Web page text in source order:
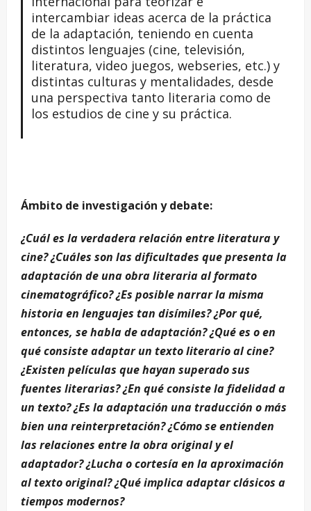
intercambiar ideas acerca de la práctica
de la adaptación, teniendo en cuenta
distintos lenguajes (cine, televisión,
literatura, video juegos, webseries, etc.) y
distintas culturas y mentalidades, desde
una perspectiva tanto literaria como de
los estudios de cine y su práctica.
Ámbito de investigación y debate:
¿Cuál es la verdadera relación entre literatura y
cine? ¿Cuáles son las dificultades que presenta la
adaptación de una obra literaria al formato
cinematográfico? ¿Es posible narrar la misma
historia en lenguajes tan disímiles? ¿Por qué,
entonces, se habla de adaptación? ¿Qué es o en
qué consiste adaptar un texto literario al cine?
¿Existen películas que hayan superado sus
fuentes literarias? ¿En qué consiste la fidelidad a
un texto? ¿Es la adaptación una traducción o más
bien una reinterpretación? ¿Cómo se entienden
las relaciones entre la obra original y el
adaptador? ¿Lucha o cortesía en la aproximación
al texto original? ¿Qué implica adaptar clásicos a
tiempos modernos?